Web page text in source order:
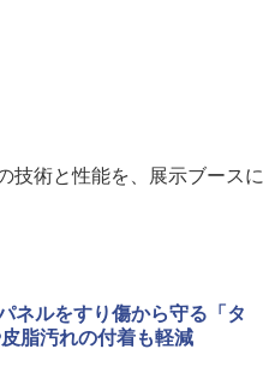
技術と性能を、展示ブースに
ネルをすり傷から守る「タ
脂汚れの付着も軽減